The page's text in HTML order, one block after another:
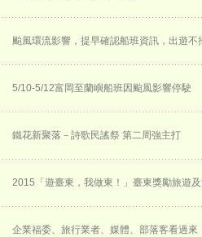
颱風環流影響，提早確認船班資訊，出遊不
5/10-5/12富岡至蘭嶼船班因颱風影響停駛
鐵花新聚落－詩歌民謠祭 第二周強主打
2015「遊臺東，我做東！」臺東獎勵旅遊
企業福委、旅行業者、媒體、部落客看過